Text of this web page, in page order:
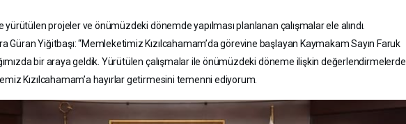
projeler ve önümüzdeki dönemde yapılması planlanan çalışmalar ele alındı.
Güran Yiğitbaşı: “Memleketimiz Kızılcahamam’da görevine başlayan Kaymakam Sayın Faruk
bir araya geldik. Yürütülen çalışmalar ile önümüzdeki döneme ilişkin değerlendirmelerde
Kızılcahamam’a hayırlar getirmesini temenni ediyorum.